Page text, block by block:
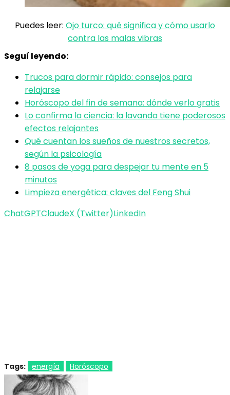
Puedes leer: Ojo turco: qué significa y cómo usarlo
contra las malas vibras
Seguí leyendo:
Trucos para dormir rápido: consejos para
relajarse
Horóscopo del fin de semana: dónde verlo gratis
Lo confirma la ciencia: la lavanda tiene poderosos
efectos relajantes
Qué cuentan los sueños de nuestros secretos,
según la psicología
8 pasos de yoga para despejar tu mente en 5
minutos
Limpieza energética: claves del Feng Shui
ChatGPTClaudeX (Twitter)LinkedIn
Tags: energía Horóscopo